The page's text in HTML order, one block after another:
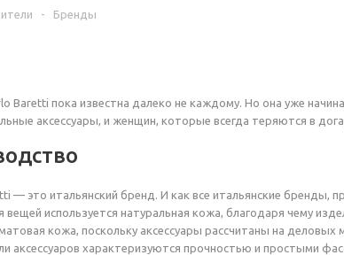
- Бренды
Baretti пока известна далеко не каждому. Но она уже
аксессуары, и женщин, которые всегда теряются в
— это итальянский бренд. И как все итальянские бренды,
вещей используется натуральная кожа, благодаря чему
кожа, поскольку аксессуары рассчитаны на
аксессуаров характеризуются прочностью и простыми